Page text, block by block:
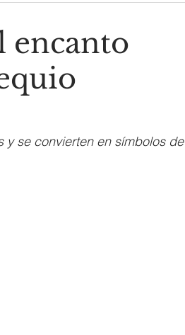
encanto
y se convierten en símbolos de